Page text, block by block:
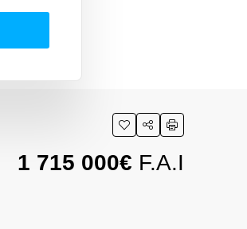
1 715 000€ F.A.I